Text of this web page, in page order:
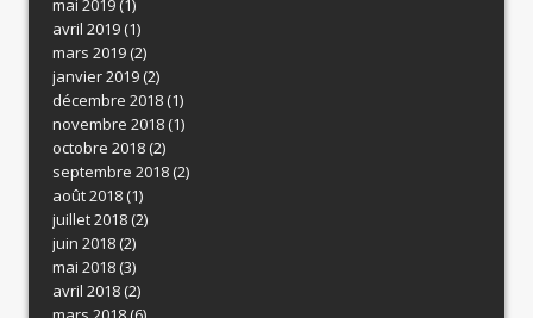
mai 2019(1)
avril 2019(1)
mars 2019(2)
janvier 2019(2)
décembre 2018(1)
novembre 2018(1)
octobre 2018(2)
septembre 2018(2)
août 2018(1)
juillet 2018(2)
juin 2018(2)
mai 2018(3)
avril 2018(2)